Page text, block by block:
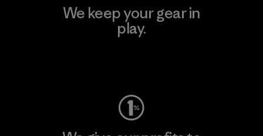
We keep your gear in
play.